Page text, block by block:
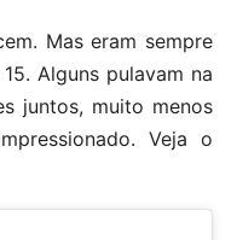
Mas eram sempre
Alguns pulavam na
juntos, muito menos
Veja o